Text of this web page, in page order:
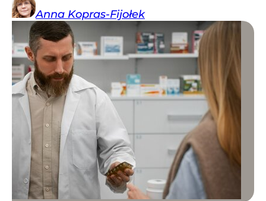
Anna Kopras-Fijołek